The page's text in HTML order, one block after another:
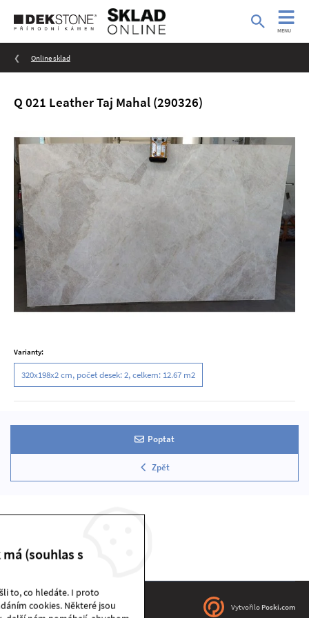
MENU
Online sklad
Q 021 Leather Taj Mahal (290326)
Varianty:
320x198x2 cm, počet desek: 2, celkem: 12.67 m2
Poptat
Zpět
DEKSTONE sklad | © 2026 Vytvořilo Poski.com
(souhlas s
to, co hledáte. I proto
cookies. Některé jsou